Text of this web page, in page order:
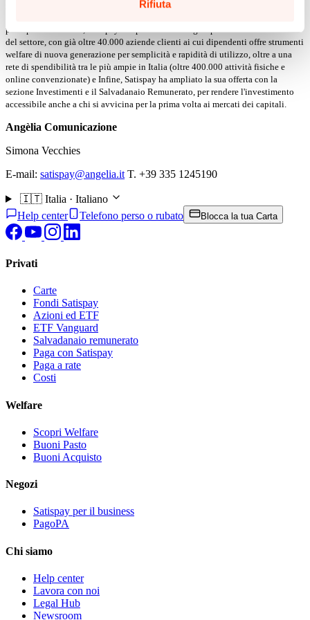
Cookie Policyper saperne di più.
Rifiuta
gli innovativi Satispay Buoni Pasto e Buoni Acquisto, seguiti dalla piattaforma
poco più di due anni, Satispay si è posizionata tra gli operatori di riferimento
del settore, con già oltre 40.000 aziende clienti ai cui dipendenti offre strumenti
welfare di nuova generazione per semplicità e rapidità di utilizzo, oltre a una
rete di spendibilità tra le più ampie in Italia (oltre 400.000 attività fisiche e
online convenzionate) e Infine, Satispay ha ampliato la sua offerta con la
sezione Investimenti e il Salvadanaio Remunerato, per rendere l'investimento
accessibile anche a chi si avvicina per la prima volta ai mercati dei capitali.
Angèlia Comunicazione
Simona Vecchies
E-mail: satispay@angelia.it T. +39 335 1245190
🇮🇹 Italia · Italiano
Help center
Telefono perso o rubato Blocca la tua Carta
Privati
Carte
Fondi Satispay
Azioni ed ETF
ETF Vanguard
Salvadanaio remunerato
Paga con Satispay
Paga a rate
Costi
Welfare
Scopri Welfare
Buoni Pasto
Buoni Acquisto
Negozi
Satispay per il business
PagoPA
Chi siamo
Help center
Lavora con noi
Legal Hub
Newsroom